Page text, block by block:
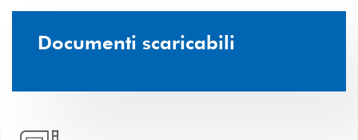
Documenti scaricabili